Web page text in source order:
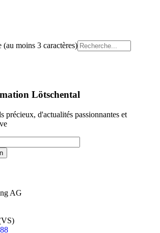
(au moins 3 caractères)
Lötschental
précieux, d'actualités passionnantes et
AG